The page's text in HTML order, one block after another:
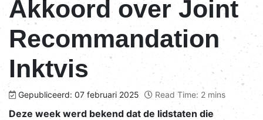
Akkoord over Joint
Recommandation
Inktvis
Gepubliceerd: 07 februari 2025 Read Time: 2 mins
Deze week werd bekend dat de lidstaten die